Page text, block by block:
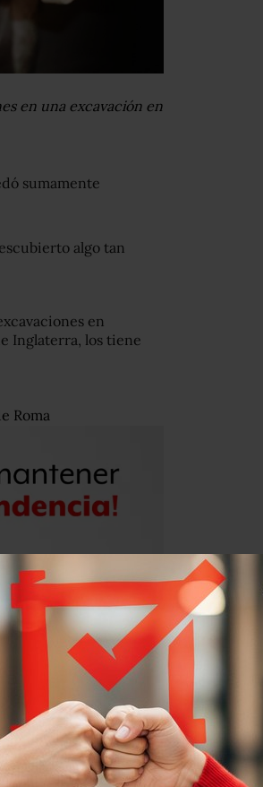
en una excavación en
sumamente
algo tan
en
Inglaterra, los tiene
Roma